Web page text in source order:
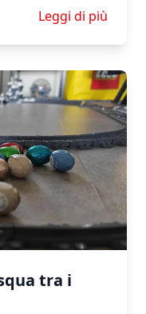
Scopri di più su
Leggi di più
tra i